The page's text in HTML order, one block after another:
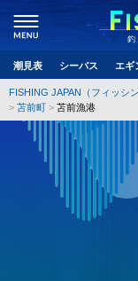
潮見表 シーバス エギ
FISHING JAPAN（フィッシ
苫前町
苫前漁港